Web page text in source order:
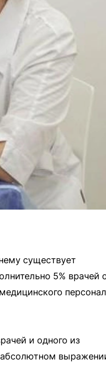
существует
5% врачей
и одного из
абсолютном